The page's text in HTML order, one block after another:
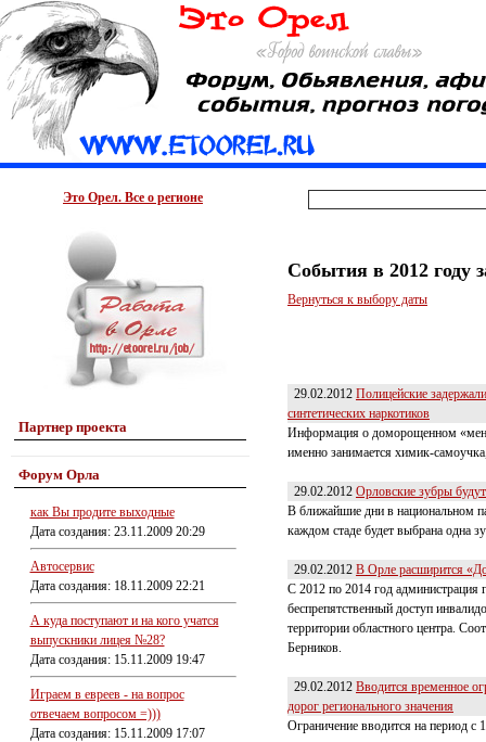
Это Орел. Все о регионе
Партнер проекта
Форум Орла
как Вы продите выходные
Дата создания: 23.11.2009 20:29
Автосервис
Дата создания: 18.11.2009 22:21
А куда поступают и на кого учатся
выпускники лицея №28?
Дата создания: 15.11.2009 19:47
Играем в евреев - на вопрос
отвечаем вопросом =)))
Дата создания: 15.11.2009 17:07
События в 2012 году
Вернуться к выбору даты
29.02.2012 Полицейские
синтетических наркотиков
Информация о доморощенном
именно занимается химик-
29.02.2012 Орловские зубры
В ближайшие дни в национальном
каждом стаде будет выбрана одна
29.02.2012 В Орле расширится
С 2012 по 2014 год администрация
беспрепятственный доступ
территории областного центра.
Берников.
29.02.2012 Вводится временное
дорог регионального значения
Ограничение вводится на период с